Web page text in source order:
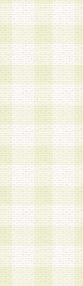
よびパスワード
ドの管理
内にて本サービ
から付与された
。
インIDおよびパ
がその責任を負
グインIDおよび
を問わず第三者
およびパスワー
の発生について
を問わず、一切